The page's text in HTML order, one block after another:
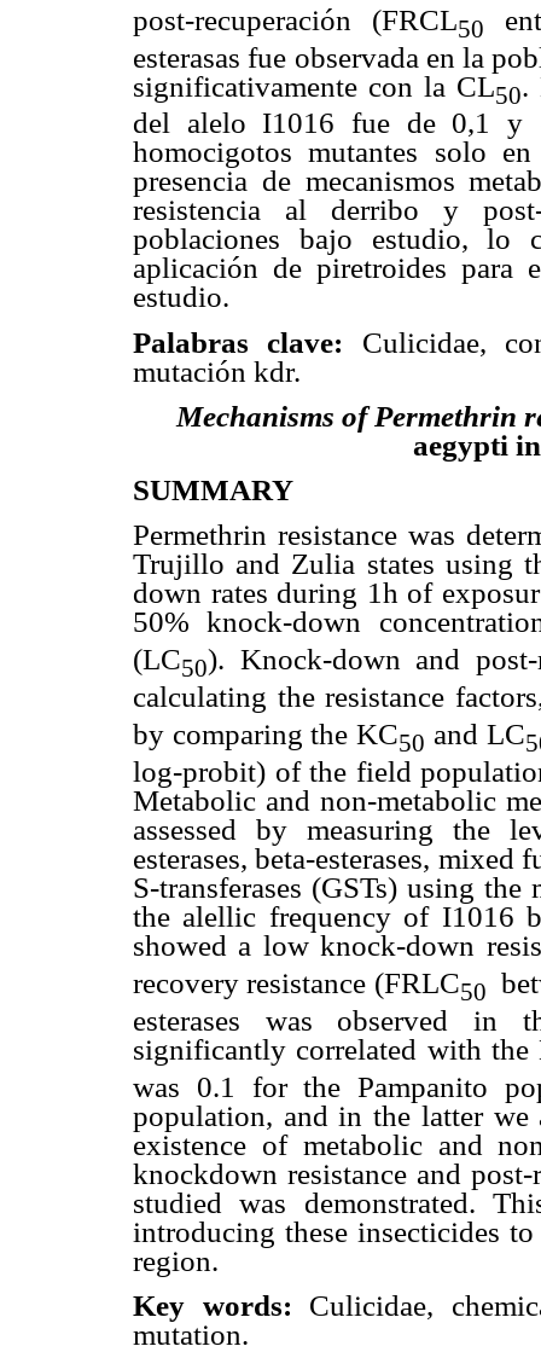
post-recuperación (FRCL50
esterasas fue observada en la
significativamente con la CL50.
del alelo I1016 fue de 0,1 y
homocigotos mutantes solo
presencia de mecanismos
resistencia al derribo y
poblaciones bajo estudio, lo
aplicación de piretroides
estudio.
Palabras clave: Culicidae,
mutación kdr.
Mechanisms of Permethrin
aegypti
SUMMARY
Permethrin resistance was
Trujillo and Zulia states using
down rates during 1h of
50% knock-down
(LC50). Knock-down and post-
calculating the resistance
by comparing the KC50 and LC
log-probit) of the field
Metabolic and non-metabolic
assessed by measuring the
esterases, beta-esterases,
S-transferases (GSTs) using
the alellic frequency of I1016
showed a low knock-down
recovery resistance (FRLC50
esterases was observed in
significantly correlated with the
was 0.1 for the Pampanito
population, and in the latter we
existence of metabolic and
knockdown resistance and
studied was demonstrated.
introducing these insecticides
region.
Key words: Culicidae,
mutation.